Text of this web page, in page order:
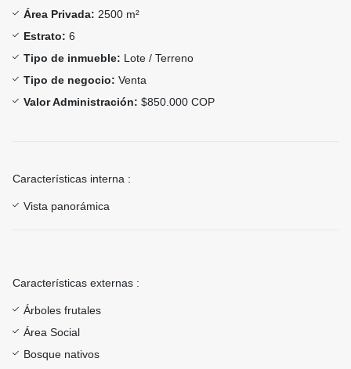
Área Privada: 2500 m²
Estrato: 6
Tipo de inmueble: Lote / Terreno
Tipo de negocio: Venta
Valor Administración: $850.000 COP
Características interna :
Vista panorámica
Características externas :
Árboles frutales
Área Social
Bosque nativos